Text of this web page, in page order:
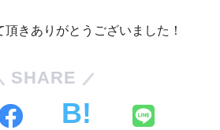
きありがとうございました！
SHARE